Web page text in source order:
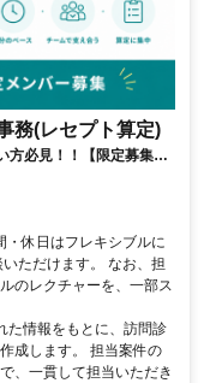
務(レセプト算定)
方必見！！【限定募集】
型／業務委託）
・休日はフレキシブルに
ただけます。 なお、担
のレクチャーを、一部ス
た情報をもとに、訪問診
成します。 担当案件の
、一貫して担当いただき